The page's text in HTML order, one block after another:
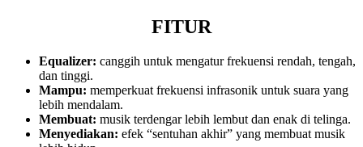
FITUR
Equalizer: canggih untuk mengatur frekuensi rendah, tengah,
dan tinggi.
Mampu: memperkuat frekuensi infrasonik untuk suara yang
lebih mendalam.
Membuat: musik terdengar lebih lembut dan enak di telinga.
Menyediakan: efek “sentuhan akhir” yang membuat musik